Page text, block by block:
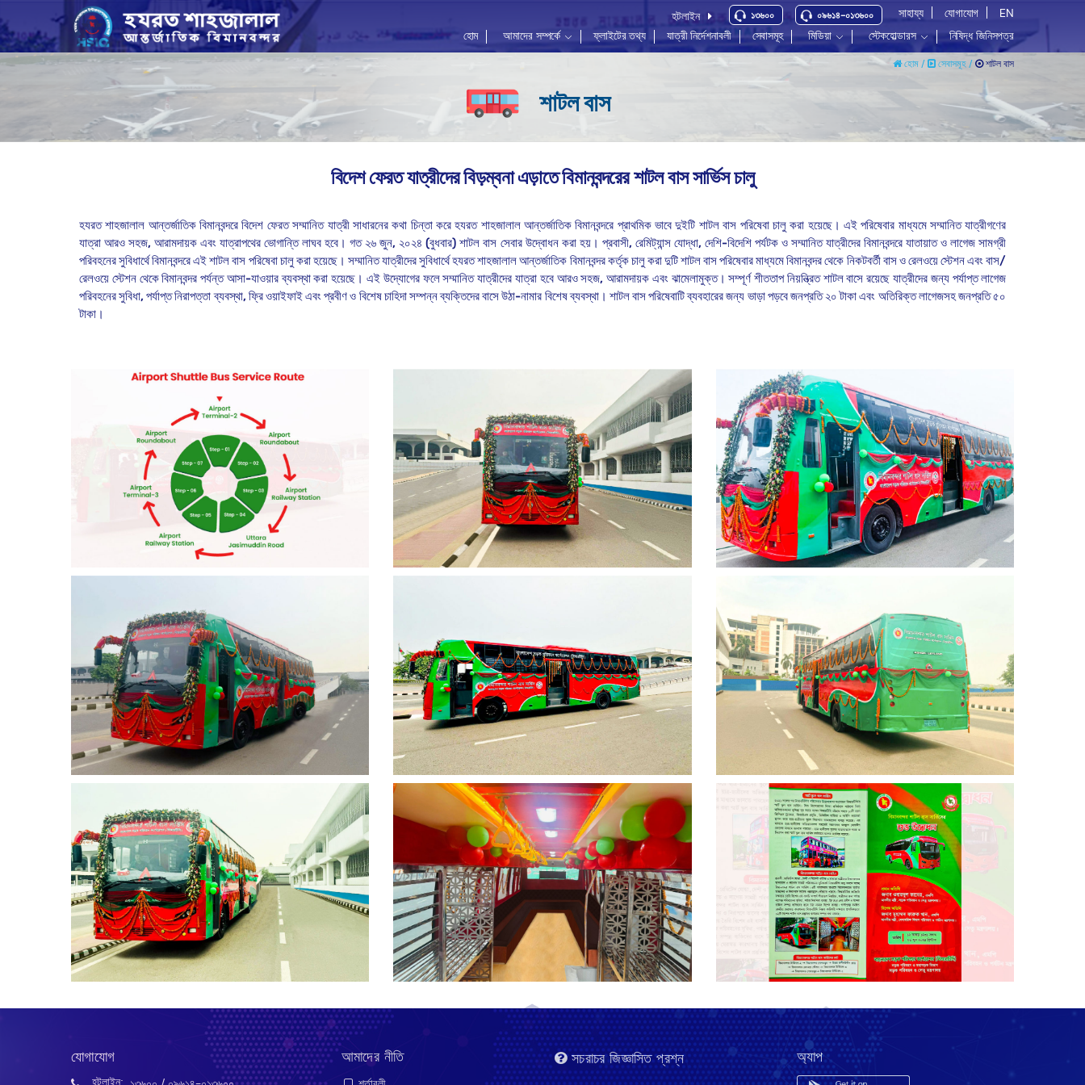
হটলাইন ১৩৬০০ ০৯৬১৪-০১৩৬০০ সাহায্য যোগাযোগ
EN
হোম
আমাদের সম্পর্কে ফ্লাইটের তথ্য যাত্রী নির্দেশনাবলী সেবাসমূহ মিডিয়া স্টেকহোল্ডারস নিষিদ্ধ জিনিসপত্র
হোম / সেবাসমূহ / শাটল বাস
শাটল বাস
বিদেশ ফেরত যাত্রীদের বিড়ম্বনা এড়াতে বিমানবন্দরের শাটল বাস সার্ভিস চালু
হযরত শাহজালাল আন্তর্জাতিক বিমানবন্দরে বিদেশ ফেরত সম্মানিত যাত্রী সাধারনের কথা চিন্তা করে হযরত শাহজালাল আন্তর্জাতিক বিমানবন্দরে প্রাথমিক ভাবে দুইটি শাটল বাস পরিষেবা চালু করা হয়েছে। এই পরিষেবার মাধ্যমে সম্মানিত যাত্রীগণের
যাত্রা আরওসহজ,আরামদায়ক এবং যাত্রাপথের ভোগান্তি লাঘব হবে। গত ২৬ জুন, ২০২৪ (বুধবার)শাটল বাস সেবার উদ্বোধন করা হয়। প্রবাসী, রেমিট্যান্স যোদ্ধা, দেশি-বিদেশি পর্যটক ও সম্মানিত যাত্রীদের বিমানবন্দরে যাতায়াত ও লাগেজ সামগ্রী
পরিবহনেরসুবিধার্থেবিমানবন্দরেএইশাটলবাস পরিষেবাচালুকরাহয়েছে। সম্মানিতযাত্রীদেরসুবিধার্থেহযরতশাহজালালআন্তর্জাতিক বিমানবন্দরকর্তৃকচালুকরাদুটিশাটলবাসপরিষেবারমাধ্যমেবিমানবন্দরথেকে নিকটবর্তীবাসওরেলওয়েস্টেশনএবং বাস/
রেলওয়ে স্টেশন থেকে বিমানবন্দর পর্যন্ত আসা-যাওয়ার ব্যবস্থা করা হয়েছে। এই উদ্যোগের ফলে সম্মানিত যাত্রীদের যাত্রা হবে আরও সহজ,আরামদায়ক এবং ঝামেলামুক্ত। সম্পূর্ণ শীততাপ নিয়ন্ত্রিত শাটল বাসে রয়েছে যাত্রীদের জন্য পর্যাপ্ত লাগেজ
পরিবহনের সুবিধা, পর্যাপ্ত নিরাপত্তা ব্যবস্থা, ফ্রি ওয়াইফাই এবং প্রবীণ ও বিশেষ চাহিদা সম্পন্ন ব্যক্তিদের বাসে উঠা-নামার বিশেষ ব্যবস্থা। শাটল বাস পরিষেবাটি ব্যবহারের জন্য ভাড়া পড়বে জনপ্রতি ২০ টাকা এবং অতিরিক্ত লাগেজসহ জনপ্রতি ৫০
টাকা।
যোগাযোগ
হটলাইন:
আমাদের নীতি সচরাচর জিজ্ঞাসিত প্রশ্ন অ্যাপ